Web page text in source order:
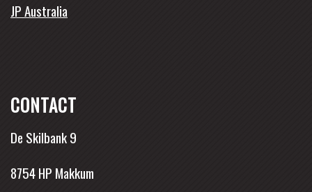
JP Australia
CONTACT
De Skilbank 9
8754 HP Makkum